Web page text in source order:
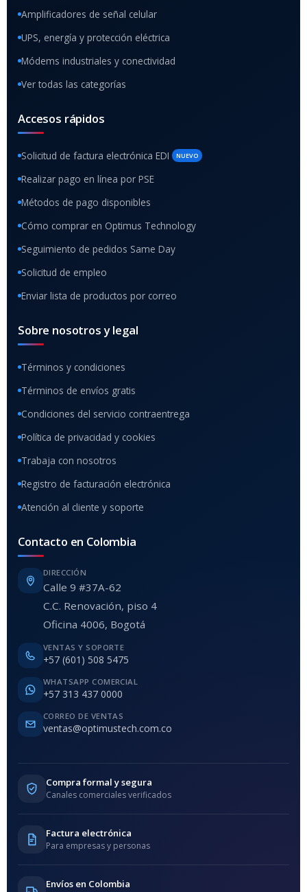
Amplificadores de señal celular
UPS, energía y protección eléctrica
Módems industriales y conectividad
Ver todas las categorías
Accesos rápidos
Solicitud de factura electrónica EDI NUEVO
Realizar pago en línea por PSE
Métodos de pago disponibles
Cómo comprar en Optimus Technology
Seguimiento de pedidos Same Day
Solicitud de empleo
Enviar lista de productos por correo
Sobre nosotros y legal
Términos y condiciones
Términos de envíos gratis
Condiciones del servicio contraentrega
Política de privacidad y cookies
Trabaja con nosotros
Registro de facturación electrónica
Atención al cliente y soporte
Contacto en Colombia
DIRECCIÓN
Calle 9 #37A-62
C.C. Renovación, piso 4
Oficina 4006, Bogotá
VENTAS Y SOPORTE
+57 (601) 508 5475
WHATSAPP COMERCIAL
+57 313 437 0000
CORREO DE VENTAS
ventas@optimustech.com.co
Compra formal y segura
Canales comerciales verificados
Factura electrónica
Para empresas y personas
Envíos en Colombia